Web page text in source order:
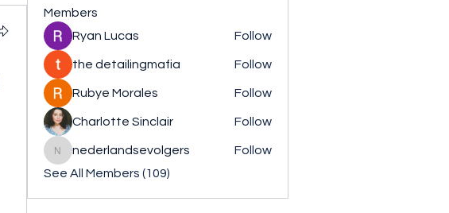
Members
Ryan Lucas
Follow
the detailingmafia Follow
Rubye Morales Follow
Charlotte Sinclair Follow
nederlandsevolgers
nederlandsevolgers
Follow
See All Members (109)